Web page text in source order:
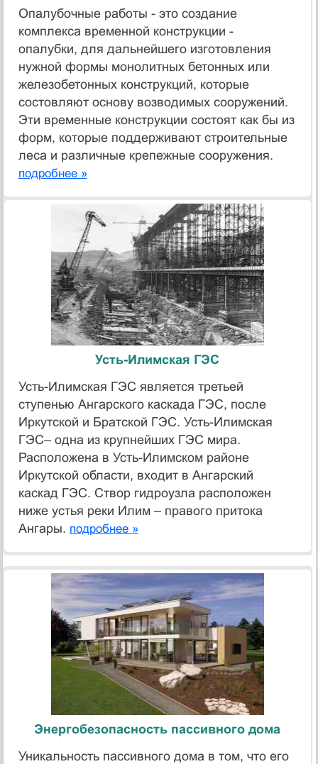
Опалубочные работы - это создание
комплекса временной конструкции -
опалубки, для дальнейшего изготовления
нужной формы монолитных бетонных или
железобетонных конструкций, которые
состовляют основу возводимых сооружений.
Эти временные конструкции состоят как бы из
форм, которые поддерживают строительные
леса и различные крепежные сооружения.
подробнее »
Усть-Илимская ГЭС
Усть-Илимская ГЭС является третьей
ступенью Ангарского каскада ГЭС, после
Иркутской и Братской ГЭС. Усть-Илимская
ГЭС– одна из крупнейших ГЭС мира.
Расположена в Усть-Илимском районе
Иркутской области, входит в Ангарский
каскад ГЭС. Створ гидроузла расположен
ниже устья реки Илим – правого притока
Ангары. подробнее »
Энергобезопасность пассивного дома
Уникальность пассивного дома в том, что его